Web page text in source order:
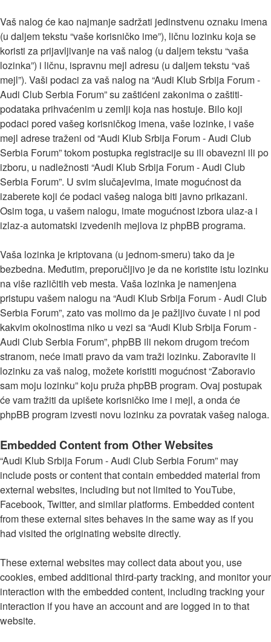
Vaš nalog će kao najmanje sadržati jedinstvenu oznaku imena
(u daljem tekstu “vaše korisničko ime”), ličnu lozinku koja se
koristi za prijavljivanje na vaš nalog (u daljem tekstu “vaša
lozinka”) i ličnu, ispravnu mejl adresu (u daljem tekstu “vaš
mejl”). Vaši podaci za vaš nalog na “Audi Klub Srbija Forum -
Audi Club Serbia Forum” su zaštićeni zakonima o zaštiti-
podataka prihvaćenim u zemlji koja nas hostuje. Bilo koji
podaci pored vašeg korisničkog imena, vaše lozinke, i vaše
mejl adrese traženi od “Audi Klub Srbija Forum - Audi Club
Serbia Forum” tokom postupka registracije su ili obavezni ili po
izboru, u nadležnosti “Audi Klub Srbija Forum - Audi Club
Serbia Forum”. U svim slučajevima, imate mogućnost da
izaberete koji će podaci vašeg naloga biti javno prikazani.
Osim toga, u vašem nalogu, imate mogućnost izbora ulaz-a i
izlaz-a automatski izvedenih mejlova iz phpBB programa.
Vaša lozinka je kriptovana (u jednom-smeru) tako da je
bezbedna. Međutim, preporučljivo je da ne koristite istu lozinku
na više različitih veb mesta. Vaša lozinka je namenjena
pristupu vašem nalogu na “Audi Klub Srbija Forum - Audi Club
Serbia Forum”, zato vas molimo da je pažljivo čuvate i ni pod
kakvim okolnostima niko u vezi sa “Audi Klub Srbija Forum -
Audi Club Serbia Forum”, phpBB ili nekom drugom trećom
stranom, neće imati pravo da vam traži lozinku. Zaboravite li
lozinku za vaš nalog, možete koristiti mogućnost “Zaboravio
sam moju lozinku” koju pruža phpBB program. Ovaj postupak
će vam tražiti da upišete korisničko ime i mejl, a onda će
phpBB program izvesti novu lozinku za povratak vašeg naloga.
Embedded Content from Other Websites
“Audi Klub Srbija Forum - Audi Club Serbia Forum” may
include posts or content that contain embedded material from
external websites, including but not limited to YouTube,
Facebook, Twitter, and similar platforms. Embedded content
from these external sites behaves in the same way as if you
had visited the originating website directly.
These external websites may collect data about you, use
cookies, embed additional third-party tracking, and monitor your
interaction with the embedded content, including tracking your
interaction if you have an account and are logged in to that
website.